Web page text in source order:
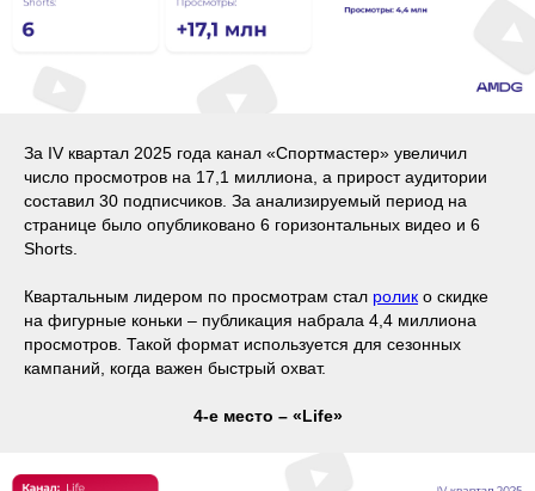
За IV квартал 2025 года канал «Спортмастер» увеличил
число просмотров на 17,1 миллиона, а прирост аудитории
составил 30 подписчиков. За анализируемый период на
странице было опубликовано 6 горизонтальных видео и 6
Shorts.
Квартальным лидером по просмотрам стал ролик о скидке
на фигурные коньки – публикация набрала 4,4 миллиона
просмотров. Такой формат используется для сезонных
кампаний, когда важен быстрый охват.
4-е место – «Life»